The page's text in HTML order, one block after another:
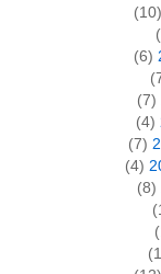
(10)
(6)
(7)
(4)
(7)
(4)
(8)